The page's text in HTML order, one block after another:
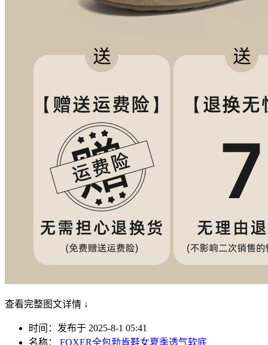
查看完整图文详情 ↓
时间：发布于 2025-8-1 05:41
名称：
FOXER全包勃肯鞋女夏季透气软底